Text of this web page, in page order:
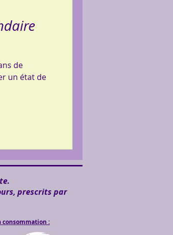
de
un état de
prescrits par
consommation :